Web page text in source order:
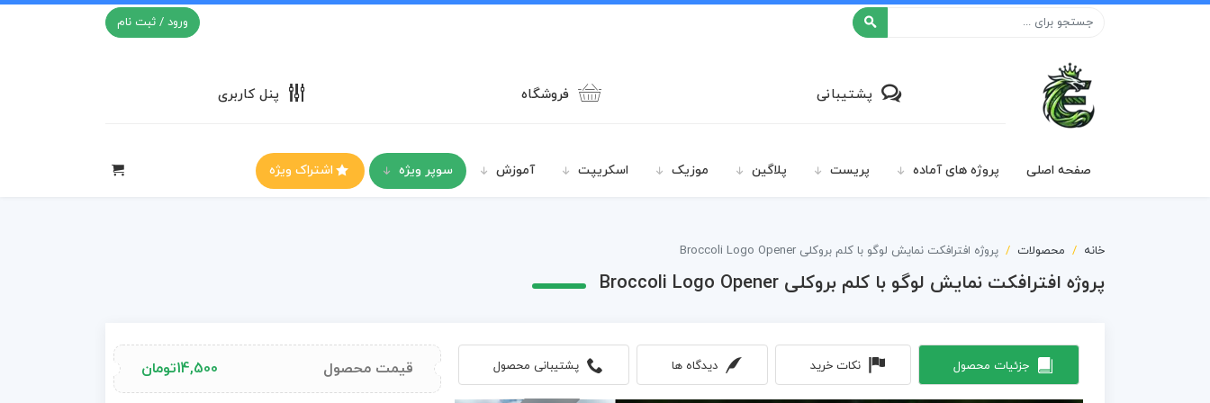
ورود / ثبت نام
پشتیبانی فروشگاه پنل کاربری
صفحه اصلی پروژه های آماده پریست پلاگین موزیک اسکریپت آموزش سوپر ویژه اشتراک ویژه
خانه محصولات پروژه افترافکت نمایش لوگو با کلم بروکلی Broccoli Logo Opener
پروژه افترافکت نمایش لوگو با کلم بروکلی Broccoli Logo Opener
جزئیات محصول نکات خرید دیدگاه ها پشتیبانی محصول قیمت محصول 14,500تومان